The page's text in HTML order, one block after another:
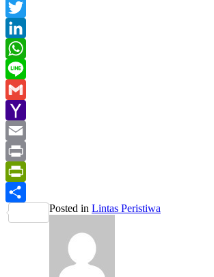
Facebook
Twitter
LinkedIn
WhatsApp
Line
Gmail
Yahoo
Mail
Email
Print
PrintFriendly
Share
Posted in Lintas Peristiwa